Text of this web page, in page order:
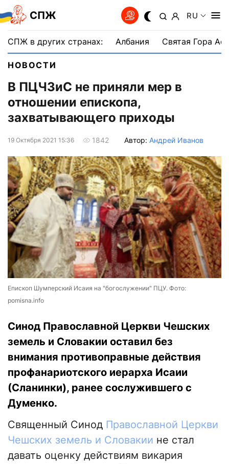
СПЖ RU
СПЖ в других странах: Албания Святая Гора
НОВОСТИ
В ПЦЧЗиС не приняли мер в
отношении епископа,
захватывающего приходы
19 Октября 2021 15:36 1842 Автор: Андрей Иванов
Епископ Шумперский Исаия на "богослужении" ПЦУ. Фото:
pomisna.info
Синод Православной Церкви Чешских
земель и Словакии оставил без
внимания противоправные действия
профанариотского иерарха Исаии
(Сланинки), ранее сослужившего с
Думенко.
Священный Синод Православной Церкви
Чешских земель и Словакии не стал
давать оценку действиям викария